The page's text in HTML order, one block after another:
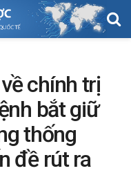
chính trị
bắt giữ
thống
đề rút ra